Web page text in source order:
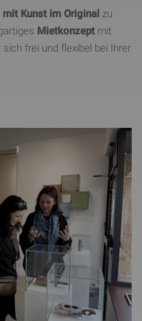
Kunst im Original zu
Mietkonzept mit
frei und flexibel bei Ihrer